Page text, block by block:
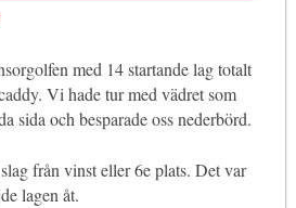
med 14 startande lag totalt
Vi hade tur med vädret som
sida och besparade oss nederbörd.
från vinst eller 6e plats. Det var
lagen åt.